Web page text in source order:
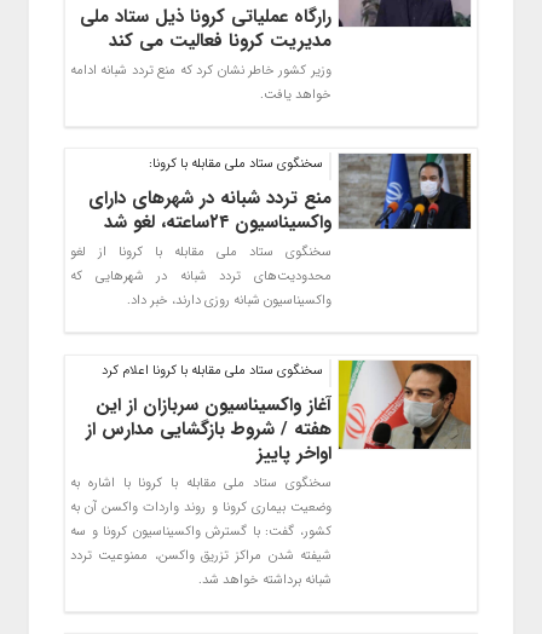
رارگاه عملیاتی کرونا ذیل ستاد ملی
مدیریت کرونا فعالیت می کند
وزیر کشور خاطر نشان کرد که منع تردد شبانه ادامه
خواهد یافت.
سخنگوی ستاد ملی مقابله با کرونا:
منع تردد شبانه در شهرهای دارای
واکسیناسیون ۲۴ساعته، لغو شد
سخنگوی ستاد ملی مقابله با کرونا از لغو
محدودیت‌های تردد شبانه در شهرهایی که
واکسیناسیون شبانه روزی دارند، خبر داد.
سخنگوی ستاد ملی مقابله با کرونا اعلام کرد
آغاز واکسیناسیون سربازان از این
هفته / شروط بازگشایی مدارس از
اواخر پاییز
سخنگوی ستاد ملی مقابله با کرونا با اشاره به
وضعیت بیماری کرونا و روند واردات واکسن آن به
کشور، گفت: با گسترش واکسیناسیون کرونا و سه
شیفته شدن مراکز تزریق واکسن، ممنوعیت تردد
شبانه برداشته خواهد شد.